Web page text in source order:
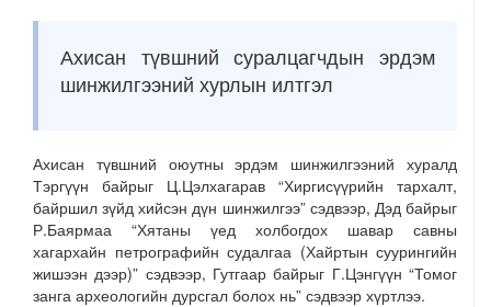
Ахисан түвшний суралцагчдын эрдэм
шинжилгээний хурлын илтгэл
Ахисан түвшний оюутны эрдэм шинжилгээний хуралд
Тэргүүн байрыг Ц.Цэлхагарав “Хиргисүүрийн тархалт,
байршил зүйд хийсэн дүн шинжилгээ” сэдвээр, Дэд байрыг
Р.Баярмаа “Хятаны үед холбогдох шавар савны
хагархайн петрографийн судалгаа (Хайртын суурингийн
жишээн дээр)” сэдвээр, Гутгаар байрыг Г.Цэнгүүн “Томог
занга археологийн дурсгал болох нь” сэдвээр хүртлээ.